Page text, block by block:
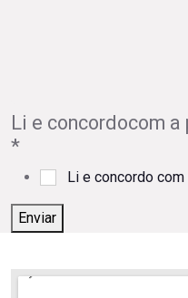
Li e concordocom
*
Li e concordo
Enviar